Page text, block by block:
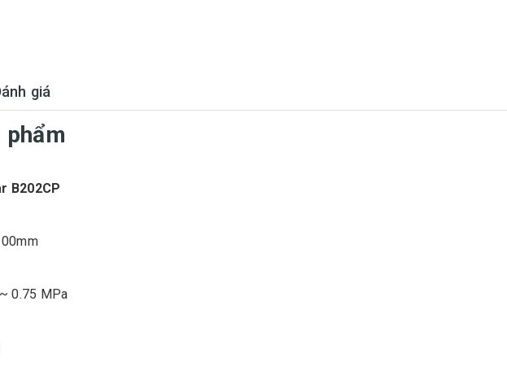
giá
phẩm
B202CP
0.75 MPa